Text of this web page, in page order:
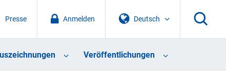
Deutsch
Anmelden
Presse
Veröffentlichungen